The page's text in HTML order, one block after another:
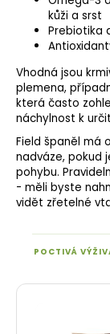
kůži a srst
Prebiotika
Vhodná jsou
plemena,
která často
náchylnost k
Field španěl má
nadváze, pokud
pohybu.
- měli byste
vidět zřetelné